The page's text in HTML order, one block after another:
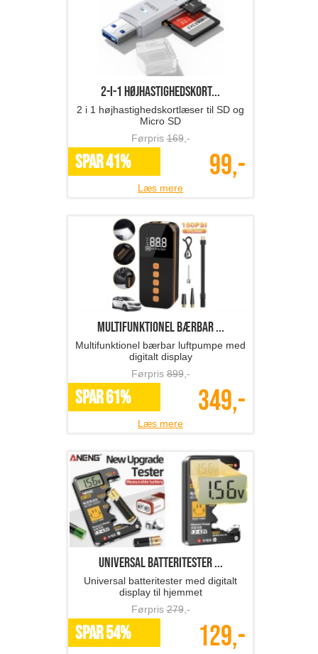
2-i-1 højhastighedskort...
2 i 1 højhastighedskortlæser til SD og
Micro SD
Førpris169,-
SPAR 41% 99,-
Læs mere
multifunktionel bærbar ...
Multifunktionel bærbar luftpumpe med
digitalt display
Førpris899,-
SPAR 61% 349,-
Læs mere
Universal batteritester ...
Universal batteritester med digitalt
display til hjemmet
Førpris279,-
SPAR 54% 129,-